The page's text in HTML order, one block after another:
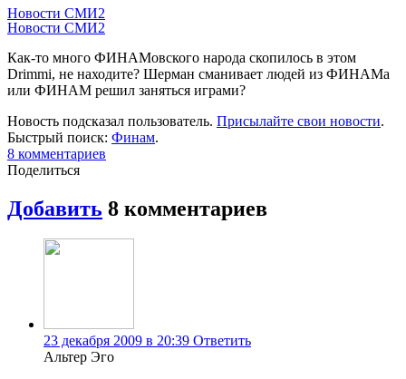
Новости СМИ2
Новости СМИ2
Как-то много ФИНАМовского народа скопилось в этом
Drimmi, не находите? Шерман сманивает людей из ФИНАМа
или ФИНАМ решил заняться играми?
Новость подсказал пользователь. Присылайте свои новости.
Быстрый поиск: Финам.
8 комментариев
Поделиться
Добавить 8 комментариев
23 декабря 2009 в 20:39 Ответить
Альтер Эго